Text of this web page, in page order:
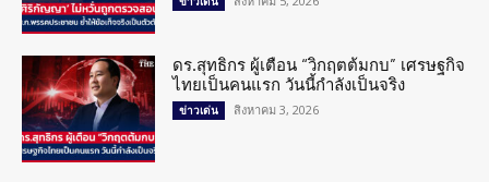
ดร.สุทธิกร ผู้เตือน “วิกฤตต้มกบ” เศรษฐกิจ
ไทยเป็นคนแรก วันนี้กำลังเป็นจริง
ข่าวเด่น สิงหาคม 3, 2026